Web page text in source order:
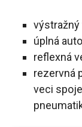
úplná
reflexná
rezervná
veci